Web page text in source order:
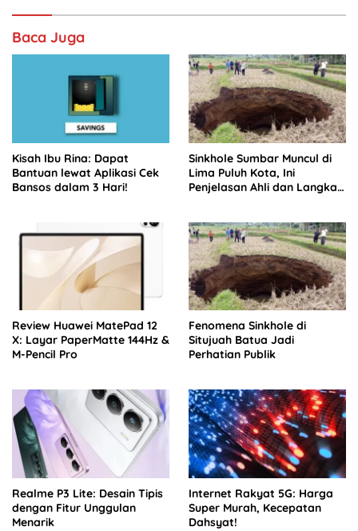
Baca Juga
Kisah Ibu Rina: Dapat
Bantuan lewat Aplikasi Cek
Bansos dalam 3 Hari!
Sinkhole Sumbar Muncul di
Lima Puluh Kota, Ini
Penjelasan Ahli dan Langkah
Review Huawei MatePad 12
X: Layar PaperMatte 144Hz &
M-Pencil Pro
Fenomena Sinkhole di
Situjuah Batua Jadi
Perhatian Publik
Realme P3 Lite: Desain Tipis
dengan Fitur Unggulan
Menarik
Internet Rakyat 5G: Harga
Super Murah, Kecepatan
Dahsyat!